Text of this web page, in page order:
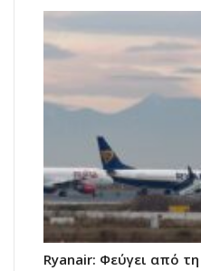
Ryanair: Φεύγει από